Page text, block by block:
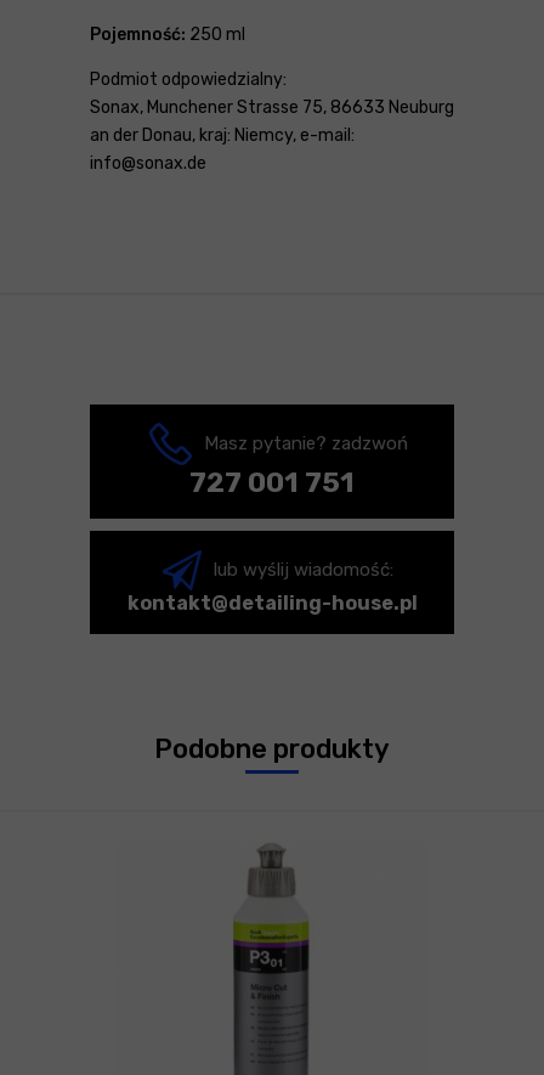
Pojemność: 250 ml
Podmiot odpowiedzialny:
Sonax, Munchener Strasse 75, 86633 Neuburg
an der Donau, kraj: Niemcy, e-mail:
info@sonax.de
Masz pytanie? zadzwoń
727 001 751
lub wyślij wiadomość:
kontakt@detailing-house.pl
Podobne produkty